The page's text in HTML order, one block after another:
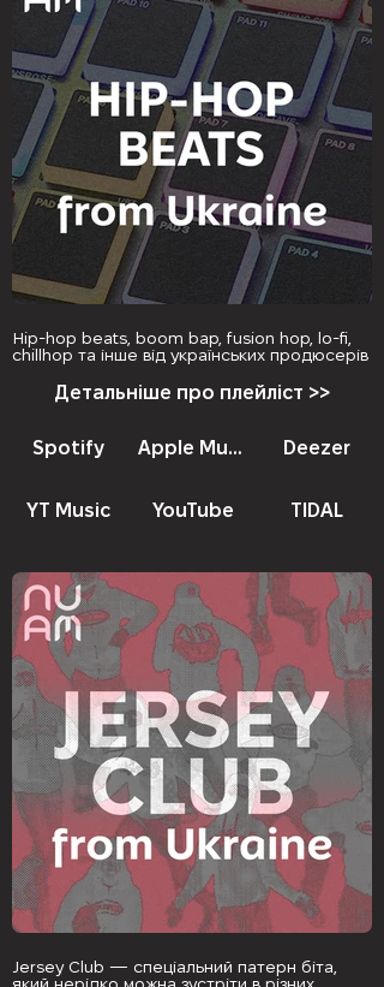
Hip-hop beats, boom bap, fusion hop, lo-fi,
chillhop та інше від українських продюсерів
Детальніше про плейліст >>
Spotify Apple Music Deezer
YT Music YouTube TIDAL
Jersey Club — спеціальний патерн біта,